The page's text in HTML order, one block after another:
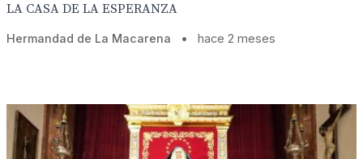
LA CASA DE LA ESPERANZA
Hermandad de La Macarena • hace 2 meses